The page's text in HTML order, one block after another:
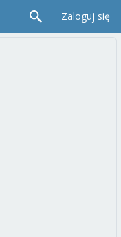
Zaloguj się